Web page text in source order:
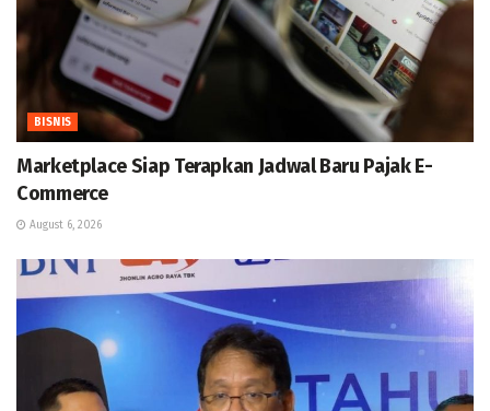
BISNIS
Marketplace Siap Terapkan Jadwal Baru Pajak E-
Commerce
August 6, 2026